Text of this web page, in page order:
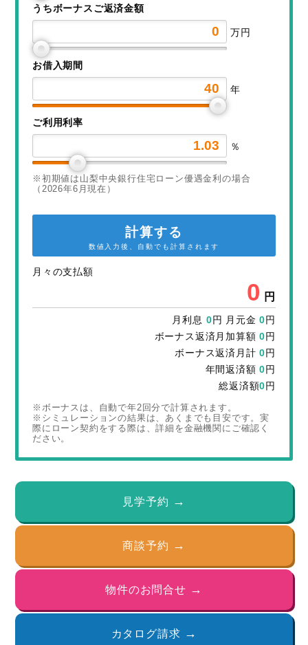
うちボーナスご返済金額
万円
お借入期間
年
ご利用利率
％
※初期値は山梨中央銀行住宅ローン優遇金利の場合
（2026年6月現在）
計算する
数値入力後、自動でも計算されます
月々の支払額
0 円
月利息 0円 月元金0円
ボーナス返済月加算額0円
ボーナス返済月計0円
年間返済額0円
総返済額0円
※ボーナスは、自動で年2回分で計算されます。
※シミュレーションの結果は、あくまでも目安です。実
際にローン契約をする際は、詳細を金融機関にご確認く
ださい。
見学予約
商談予約
物件のお問合せ
カタログ請求